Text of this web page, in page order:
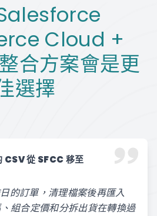
Cloud +
合方案會是更
選擇
CSV 從 SFCC 移至
的訂單，清理檔案後再匯入
組合定價和分拆出貨在轉換過